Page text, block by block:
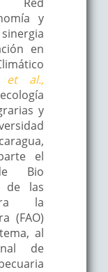
y
en
et al.,
y
el
Bio
de las
la
(FAO)
al
de